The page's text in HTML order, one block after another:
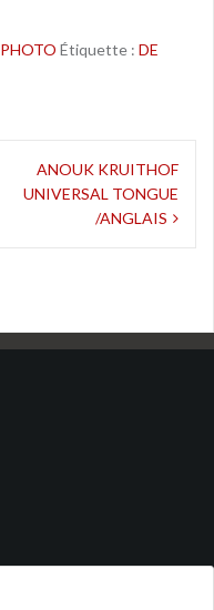
PHOTO Étiquette : DE
ANOUK KRUITHOF
UNIVERSAL TONGUE
/ANGLAIS